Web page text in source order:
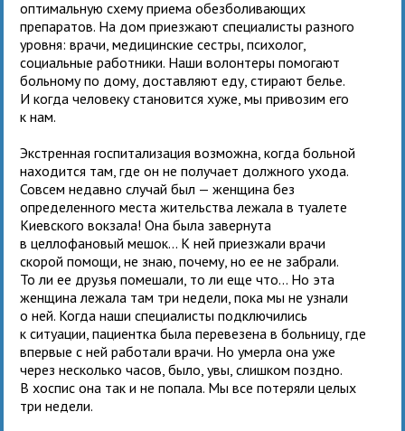
оптимальную схему приема обезболивающих
препаратов. На дом приезжают специалисты разного
уровня: врачи, медицинские сестры, психолог,
социальные работники. Наши волонтеры помогают
больному по дому, доставляют еду, стирают белье.
И когда человеку становится хуже, мы привозим его
к нам.
Экстренная госпитализация возможна, когда больной
находится там, где он не получает должного ухода.
Совсем недавно случай был — женщина без
определенного места жительства лежала в туалете
Киевского вокзала! Она была завернута
в целлофановый мешок... К ней приезжали врачи
скорой помощи, не знаю, почему, но ее не забрали.
То ли ее друзья помешали, то ли еще что... Но эта
женщина лежала там три недели, пока мы не узнали
о ней. Когда наши специалисты подключились
к ситуации, пациентка была перевезена в больницу, где
впервые с ней работали врачи. Но умерла она уже
через несколько часов, было, увы, слишком поздно.
В хоспис она так и не попала. Мы все потеряли целых
три недели.